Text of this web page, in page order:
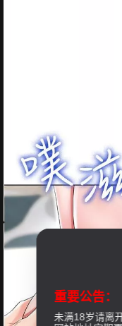
重要公告：
未满18岁请离